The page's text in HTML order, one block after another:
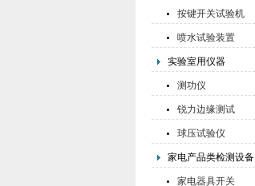
按键开关试验机
喷水试验装置
实验室用仪器
测功仪
锐力边缘测试
球压试验仪
家电产品类检测设备
家电器具开关